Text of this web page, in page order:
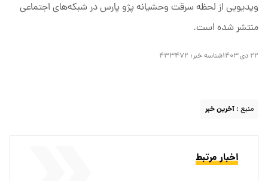
ویدیویی از لحظه سرقت وحشیانه پژو پارس در شبکه‌های اجتماعی
منتشر شده است.
۲۲ دی ۱۴۰۳ شناسه خبر: ۴۳۳۴۷۲
منبع : آخرین خبر
اخبار مرتبط